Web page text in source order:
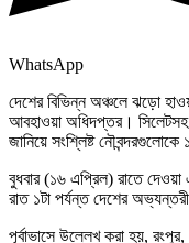
WhatsApp
দেশের বিভিন্ন অঞ্চলে ঝড়ো
আবহাওয়া অধিদপ্তর।
জানিয়ে সংশ্লিষ্ট
বুধবার (১৬ এপ্রিল) রাতে
রাত ১টা পর্যন্ত দেশের
পূর্বাভাসে উল্লেখ করা হয়, রংপুর,